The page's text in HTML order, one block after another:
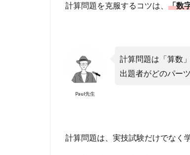
計算問題を克服するコツは、 「数
Paul先生
計算問題は「算数
出題者がどのパー
計算問題は、実技試験だけでなく